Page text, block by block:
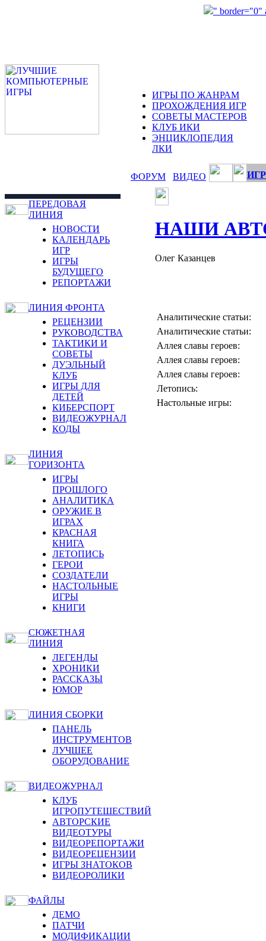
" border="0"
ИГРЫ ПО ЖАНРАМ
ПРОХОЖДЕНИЯ ИГР
СОВЕТЫ МАСТЕРОВ
КЛУБ ИКИ
ЭНЦИКЛОПЕДИЯ
ЛКИ
ФОРУМ ВИДЕО
ПЕРЕДОВАЯ
ЛИНИЯ
НОВОСТИ
КАЛЕНДАРЬ
ИГР
ИГРЫ
БУДУЩЕГО
РЕПОРТАЖИ
ЛИНИЯ ФРОНТА
РЕЦЕНЗИИ
РУКОВОДСТВА
ТАКТИКИ И
СОВЕТЫ
ДУЭЛЬНЫЙ
КЛУБ
ИГРЫ ДЛЯ
ДЕТЕЙ
КИБЕРСПОРТ
ВИДЕОЖУРНАЛ
КОДЫ
ЛИНИЯ
ГОРИЗОНТА
ИГРЫ
ПРОШЛОГО
АНАЛИТИКА
ОРУЖИЕ В
ИГРАХ
КРАСНАЯ
КНИГА
ЛЕТОПИСЬ
ГЕРОИ
СОЗДАТЕЛИ
НАСТОЛЬНЫЕ
ИГРЫ
КНИГИ
СЮЖЕТНАЯ
ЛИНИЯ
ЛЕГЕНДЫ
ХРОНИКИ
РАССКАЗЫ
ЮМОР
ЛИНИЯ СБОРКИ
ПАНЕЛЬ
ИНСТРУМЕНТОВ
ЛУЧШЕЕ
ОБОРУДОВАНИЕ
ВИДЕОЖУРНАЛ
КЛУБ
ИГРОПУТЕШЕСТВИЙ
АВТОРСКИЕ
ВИДЕОТУРЫ
ВИДЕОРЕПОРТАЖИ
ВИДЕОРЕЦЕНЗИИ
ИГРЫ ЗНАТОКОВ
ВИДЕОРОЛИКИ
ФАЙЛЫ
ДЕМО
ПАТЧИ
МОДИФИКАЦИИ
НАШИ
Олег Казанцев
Аналитические статьи:
Аналитические статьи:
Аллея славы героев:
Аллея славы героев:
Аллея славы героев:
Летопись:
Настольные игры: